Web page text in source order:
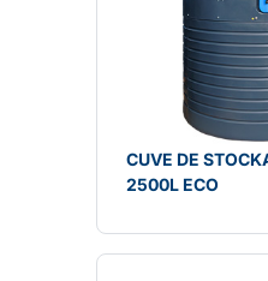
CUVE DE
2500L ECO